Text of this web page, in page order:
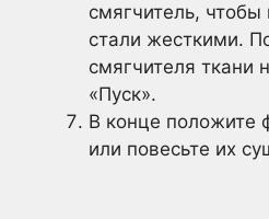
смягчитель,
стали жесткими.
смягчителя ткани
«Пуск».
В конце положите
или повесьте их